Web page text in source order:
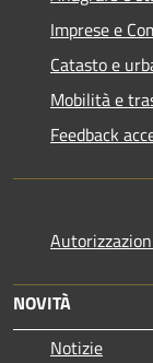
Imprese e
Catasto e
Mobilità e
Feedback
NOVITÀ
Notizie